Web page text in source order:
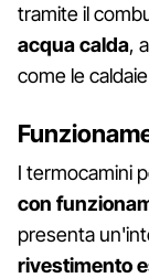
tramite il
acqua calda,
come le
I termocamini
con
presenta
rivestimento